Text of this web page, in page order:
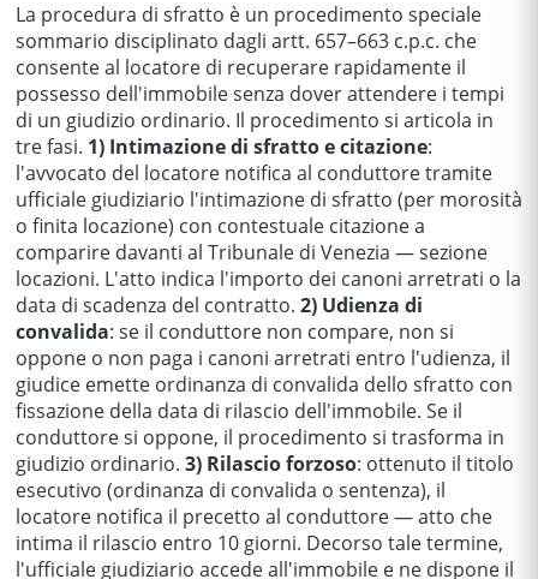
La procedura di sfratto è un procedimento speciale
sommario disciplinato dagli artt. 657–663 c.p.c. che
consente al locatore di recuperare rapidamente il
possesso dell'immobile senza dover attendere i tempi
di un giudizio ordinario. Il procedimento si articola in
tre fasi. 1) Intimazione di sfratto e citazione:
l'avvocato del locatore notifica al conduttore tramite
ufficiale giudiziario l'intimazione di sfratto (per morosità
o finita locazione) con contestuale citazione a
comparire davanti al Tribunale di Venezia — sezione
locazioni. L'atto indica l'importo dei canoni arretrati o la
data di scadenza del contratto. 2) Udienza di
convalida: se il conduttore non compare, non si
oppone o non paga i canoni arretrati entro l'udienza, il
giudice emette ordinanza di convalida dello sfratto con
fissazione della data di rilascio dell'immobile. Se il
conduttore si oppone, il procedimento si trasforma in
giudizio ordinario. 3) Rilascio forzoso: ottenuto il titolo
esecutivo (ordinanza di convalida o sentenza), il
locatore notifica il precetto al conduttore — atto che
intima il rilascio entro 10 giorni. Decorso tale termine,
l'ufficiale giudiziario accede all'immobile e ne dispone il